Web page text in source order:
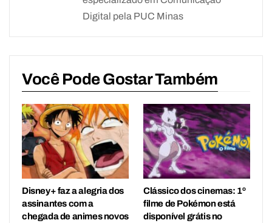
Digital pela PUC Minas
Você Pode Gostar Também
Disney+ faz a alegria dos
assinantes com a
chegada de animes novos
Clássico dos cinemas: 1º
filme de Pokémon está
disponível grátis no